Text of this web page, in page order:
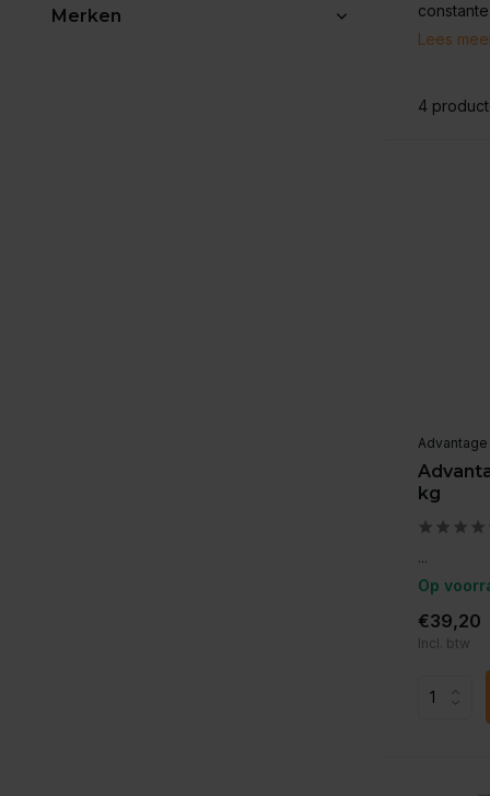
Merken
Lees
4
Advantage
kg
...
Op
€39,20
Incl. btw